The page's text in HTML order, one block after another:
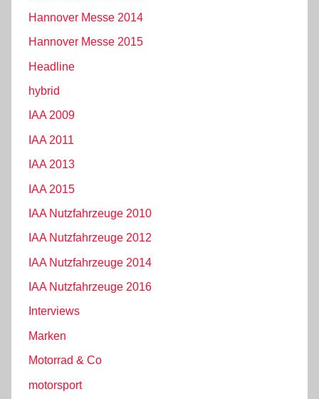
Hannover Messe 2014
Hannover Messe 2015
Headline
hybrid
IAA 2009
IAA 2011
IAA 2013
IAA 2015
IAA Nutzfahrzeuge 2010
IAA Nutzfahrzeuge 2012
IAA Nutzfahrzeuge 2014
IAA Nutzfahrzeuge 2016
Interviews
Marken
Motorrad & Co
motorsport